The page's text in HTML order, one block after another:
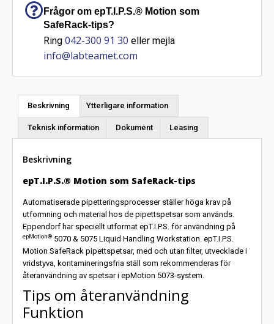
Frågor om epT.I.P.S.® Motion som
SafeRack-tips?
Ring 042-300 91 30 eller mejla
info@labteamet.com
Beskrivning Ytterligare information
Teknisk information Dokument Leasing
Beskrivning
epT.I.P.S.® Motion som SafeRack-tips
Automatiserade pipetteringsprocesser ställer höga krav på
utformning och material hos de pipettspetsar som används.
Eppendorf har speciellt utformat epT.I.P.S. för användning på
epMotion® 5070 & 5075 Liquid Handling Workstation. epT.I.P.S.
Motion SafeRack pipettspetsar, med och utan filter, utvecklade i
vridstyva, kontamineringsfria ställ som rekommenderas för
återanvändning av spetsar i epMotion 5073-system.
Tips om återanvändning
Funktion